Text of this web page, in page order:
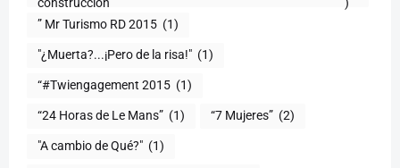
” Mr Turismo RD 2015 (1)
"¿Muerta?...¡Pero de la risa!" (1)
“#Twiengagement 2015 (1)
“24 Horas de Le Mans” (1) “7 Mujeres” (2)
(1)